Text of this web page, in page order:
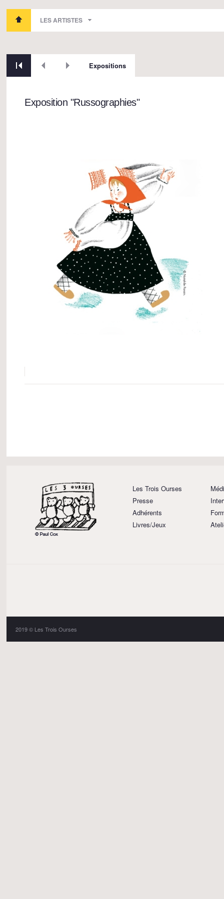
LES ARTISTES
Expositions
Exposition "Russographies"
Les Trois Ourses
Presse
Adhérents
Livres/Jeux
2019 © Les Trois Ourses